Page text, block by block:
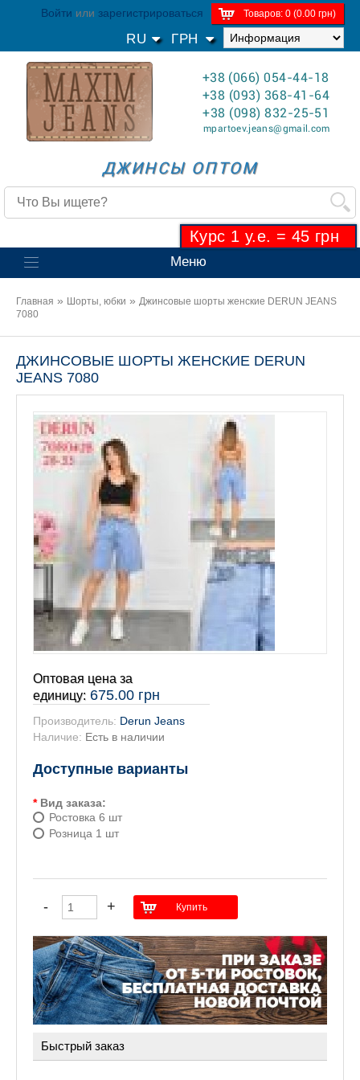
Товаров: 0 (0.00 грн)
Войти или зарегистрироваться
ГРН
RU
ДЖИНСЫ ОПТОМ
+38 (066) 054-44-18
+38 (093) 368-41-64
+38 (098) 832-25-51
mpartoev.jeans@gmail.com
Курс 1 у.е. = 45 грн
Меню
Главная » Шорты, юбки » Джинсовые шорты женские DERUN JEANS
7080
ДЖИНСОВЫЕ ШОРТЫ ЖЕНСКИЕ DERUN
JEANS 7080
Оптовая цена за
единицу: 675.00 грн
Производитель: Derun Jeans
Наличие: Есть в наличии
Доступные варианты
* Вид заказа:
Ростовка 6 шт
Розница 1 шт
Быстрый заказ